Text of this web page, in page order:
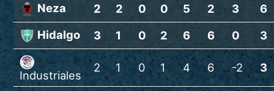
Neza 2 2 0 0 5 2 3
6
Hidalgo
3 1 0 2 6 6 0 3
Industriales
2 1 0 1 4 6 -2 3